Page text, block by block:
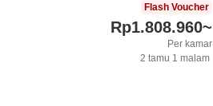
Flash Voucher
Rp1.808.960~
Per kamar
2 tamu 1 malam